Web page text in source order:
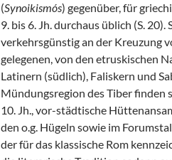
(Synoikismós) gegenüber, für
9. bis 6. Jh. durchaus üblich (S.
verkehrsgünstig an der Kreuzung
gelegenen, von den etruskischen
Latinern (südlich), Faliskern und
Mündungsregion des Tiber finden
10. Jh., vor-städtische
den o.g. Hügeln sowie im
der für das klassische Rom